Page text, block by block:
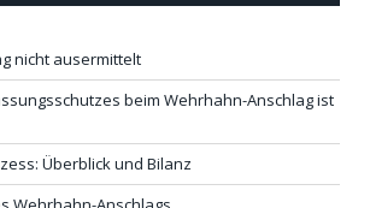
nicht ausermittelt
beim Wehrhahn-Anschlag ist
Überblick und Bilanz